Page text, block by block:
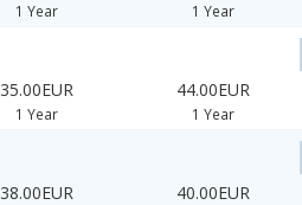
1 Year 1 Year
35.00EUR
1 Year
44.00EUR
1 Year
38.00EUR 40.00EUR